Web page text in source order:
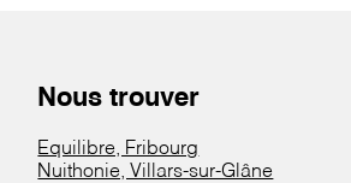
Nous trouver
Equilibre, Fribourg
Nuithonie, Villars-sur-Glâne